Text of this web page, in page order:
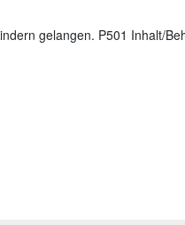
gelangen. P501 Inhalt/